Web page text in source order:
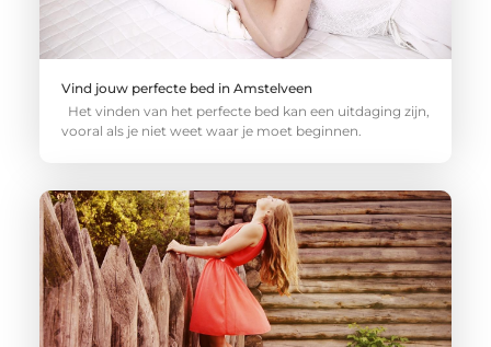
Vind jouw perfecte bed in Amstelveen
Het vinden van het perfecte bed kan een uitdaging zijn,
vooral als je niet weet waar je moet beginnen.